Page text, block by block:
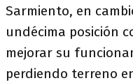
Sarmiento, en
undécima posición
mejorar su
perdiendo terreno